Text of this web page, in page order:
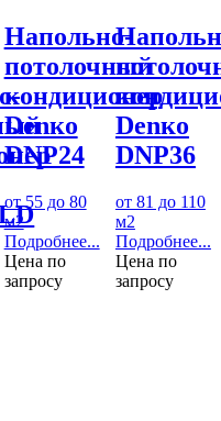
Напольно-
потолочный
кондиционер
Denко
DNP24
от 55 до 80
м2
Подробнее...
Цена по
запросу
Denко
DNP36
от 81 до 110
м2
Подробнее...
Цена по
запросу